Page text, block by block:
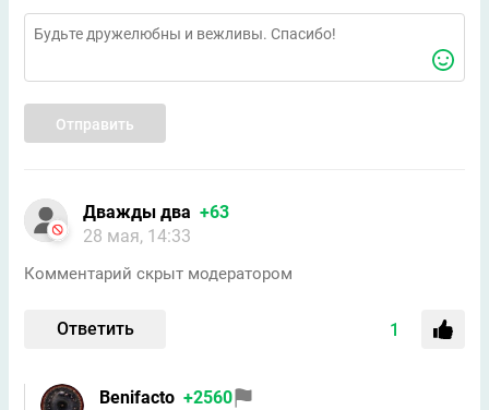
Отправить
Дважды два +63
28 мая, 14:33
Комментарий скрыт модератором
Ответить 1
Benifacto +2560